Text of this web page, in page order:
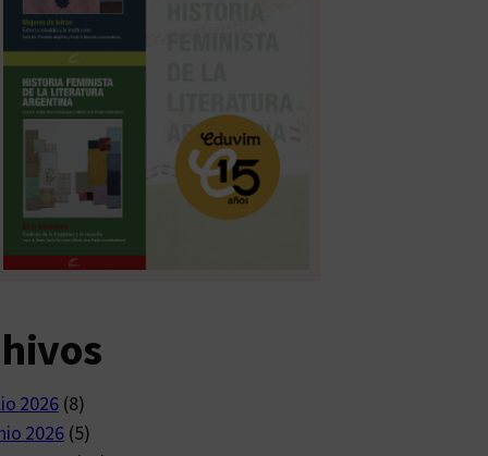
2026(8)
2026(5)